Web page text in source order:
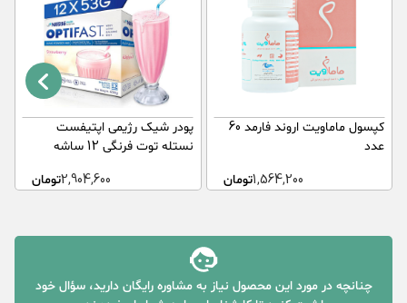
کپسول ماماویت اروند فارمد 60
عدد
1,564,200تومان
پودر شیک رژیمی اپتیفست
نستله توت فرنگی 12 ساشه
2,904,600تومان
چنانچه در مورد این محصول نیاز به مشاوره رایگان دارید، سؤال خود